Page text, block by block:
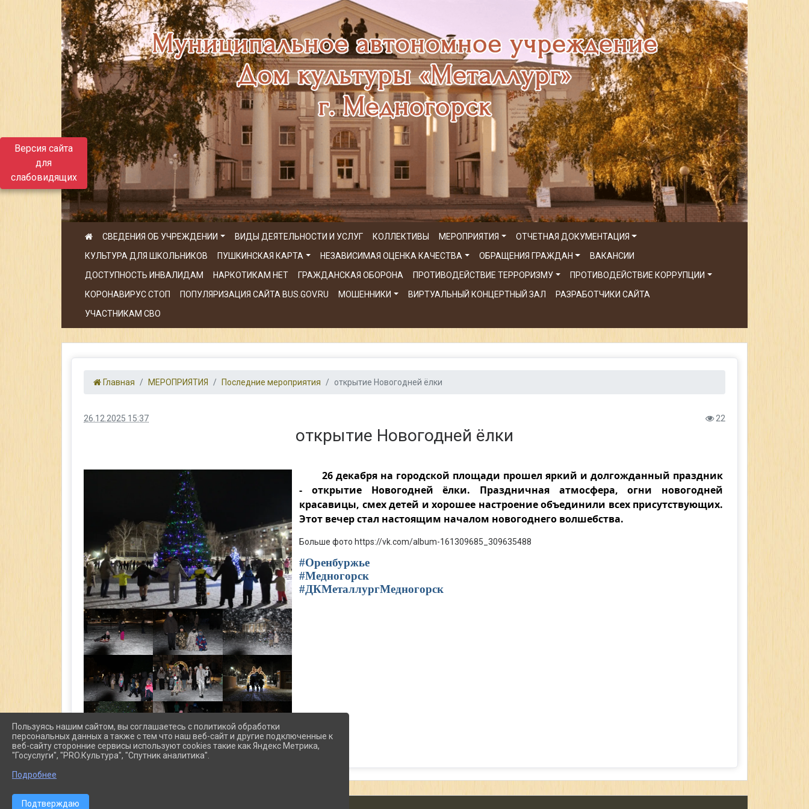
Версия сайта
для
слабовидящих
СВЕДЕНИЯ ОБ УЧРЕЖДЕНИИ ВИДЫ ДЕЯТЕЛЬНОСТИ И УСЛУГ КОЛЛЕКТИВЫ МЕРОПРИЯТИЯ
ОТЧЕТНАЯ ДОКУМЕНТАЦИЯ
КУЛЬТУРА ДЛЯ ШКОЛЬНИКОВ
ПУШКИНСКАЯ КАРТА НЕЗАВИСИМАЯ ОЦЕНКА КАЧЕСТВА ОБРАЩЕНИЯ ГРАЖДАН
ВАКАНСИИ
ДОСТУПНОСТЬ ИНВАЛИДАМ
НАРКОТИКАМ НЕТ ГРАЖДАНСКАЯ ОБОРОНА ПРОТИВОДЕЙСТВИЕ ТЕРРОРИЗМУ
ПРОТИВОДЕЙСТВИЕ КОРРУПЦИИ
КОРОНАВИРУС СТОП
ПОПУЛЯРИЗАЦИЯ САЙТА BUS.GOV.RU МОШЕННИКИ ВИРТУАЛЬНЫЙ КОНЦЕРТНЫЙ ЗАЛ
РАЗРАБОТЧИКИ САЙТА
УЧАСТНИКАМ СВО
Главная МЕРОПРИЯТИЯ Последние мероприятия открытие Новогодней ёлки
26.12.2025 15:37 22
открытие Новогодней ёлки
26 декабря на городской площади прошел яркий и долгожданный праздник
- открытие Новогодней ёлки. Праздничная атмосфера, огни новогодней
красавицы, смех детей и хорошее настроение объединили всех присутствующих.
Этот вечер стал настоящим началом новогоднего волшебства.
Больше фото https://vk.com/album-161309685_309635488
#Оренбуржье
#Медногорск
#ДКМеталлургМедногорск
Пользуясь нашим сайтом, вы соглашаетесь с политикой обработки
персональных данных а также с тем что наш веб-сайт и другие подключенные к
веб-сайту сторонние сервисы используют cookies такие как Яндекс Метрика,
"Госуслуги", "PRO.Культура", "Спутник аналитика".
Подробнее
Подтверждаю